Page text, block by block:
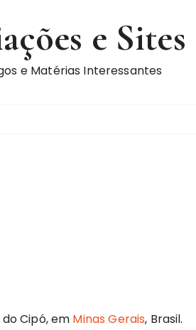
e Sites
e Matérias Interessantes
Cipó, em Minas Gerais, Brasil.